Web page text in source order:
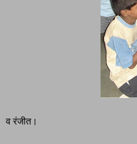
व रंजीत।